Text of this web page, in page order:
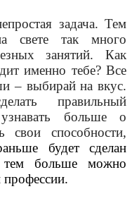
задача. Тем
свете так много
занятий. Как
именно тебе? Все
– выбирай на вкус.
правильный
больше о
свои способности,
будет сделан
тем больше можно
профессии.